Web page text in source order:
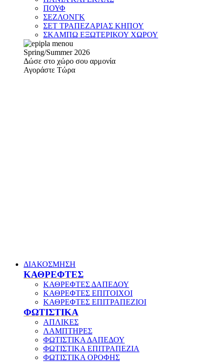
ΠΟΥΦ
ΣΕΖΛΟΝΓΚ
ΣΕΤ ΤΡΑΠΕΖΑΡΙΑΣ ΚΗΠΟΥ
ΣΚΑΜΠΩ ΕΞΩΤΕΡΙΚΟΥ ΧΩΡΟΥ
Spring/Summer 2026
Δώσε στο χώρο σου αρμονία
Αγοράστε Τώρα
ΔΙΑΚΟΣΜΗΣΗ
ΚΑΘΡΕΦΤΕΣ
ΚΑΘΡΕΦΤΕΣ ΔΑΠΕΔΟΥ
ΚΑΘΡΕΦΤΕΣ ΕΠΙΤΟΙΧΟΙ
ΚΑΘΡΕΦΤΕΣ ΕΠΙΤΡΑΠΕΖΙΟΙ
ΦΩΤΙΣΤΙΚΑ
ΑΠΛΙΚΕΣ
ΛΑΜΠΤΗΡΕΣ
ΦΩΤΙΣΤΙΚΑ ΔΑΠΕΔΟΥ
ΦΩΤΙΣΤΙΚΑ ΕΠΙΤΡΑΠΕΖΙΑ
ΦΩΤΙΣΤΙΚΑ ΟΡΟΦΗΣ